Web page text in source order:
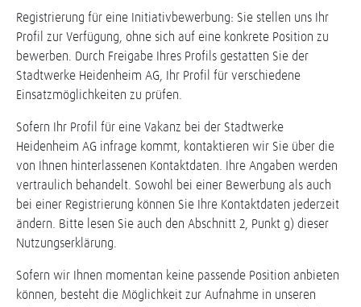
Registrierung für eine Initiativbewerbung: Sie stellen uns Ihr
Profil zur Verfügung, ohne sich auf eine konkrete Position zu
bewerben. Durch Freigabe Ihres Profils gestatten Sie der
Stadtwerke Heidenheim AG, Ihr Profil für verschiedene
Einsatzmöglichkeiten zu prüfen.
Sofern Ihr Profil für eine Vakanz bei der Stadtwerke
Heidenheim AG infrage kommt, kontaktieren wir Sie über die
von Ihnen hinterlassenen Kontaktdaten. Ihre Angaben werden
vertraulich behandelt. Sowohl bei einer Bewerbung als auch
bei einer Registrierung können Sie Ihre Kontaktdaten jederzeit
ändern. Bitte lesen Sie auch den Abschnitt 2, Punkt g) dieser
Nutzungserklärung.
Sofern wir Ihnen momentan keine passende Position anbieten
können, besteht die Möglichkeit zur Aufnahme in unseren